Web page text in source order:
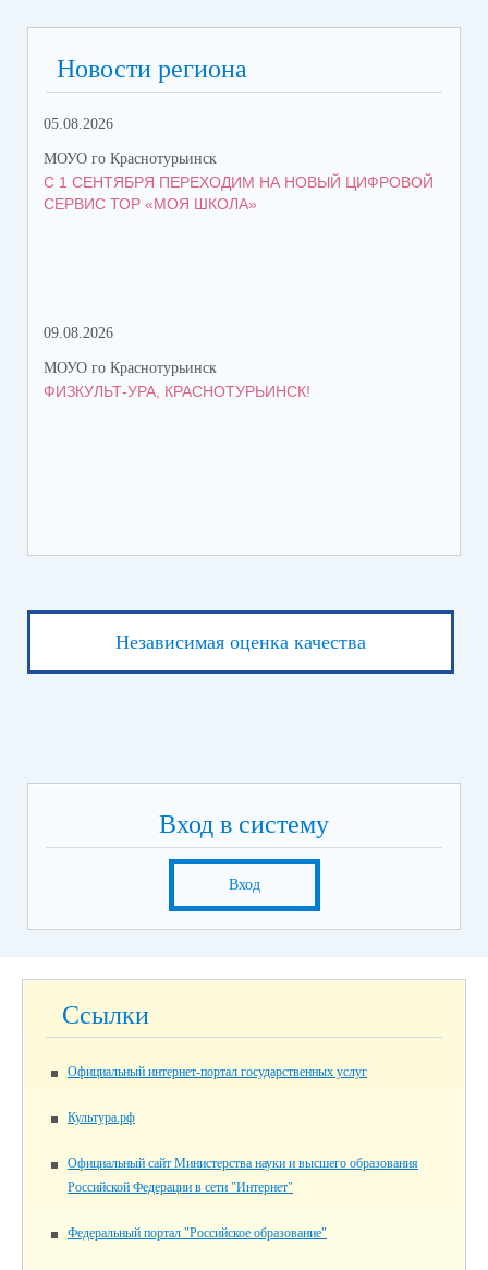
Новости региона
05.08.2026
МОУО го Краснотурьинск
С 1 СЕНТЯБРЯ ПЕРЕХОДИМ НА НОВЫЙ ЦИФРОВОЙ
СЕРВИС ТОР «МОЯ ШКОЛА»
09.08.2026
МОУО го Краснотурьинск
ФИЗКУЛЬТ-УРА, КРАСНОТУРЬИНСК!
Независимая оценка качества
Вход в систему
Вход
Ссылки
Официальный интернет-портал государственных услуг
Культура.рф
Официальный сайт Министерства науки и высшего образования
Российской Федерации в сети "Интернет"
Федеральный портал "Российское образование"